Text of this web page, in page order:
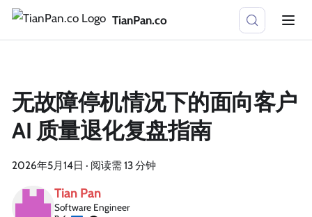
TianPan.co
无故障停机情况下的面向客户
AI 质量退化复盘指南
2026年5月14日 · 阅读需 13 分钟
Tian Pan
Software Engineer